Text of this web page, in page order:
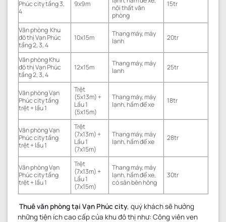
Phúc city tầng 3,
4
9x9m
nội thất văn
phòng
15tr
Văn phòng Khu
đô thị Vạn Phúc
tầng 2, 3, 4
10x15m
Thang máy, máy
lanh
20tr
Văn phòng Khu
đô thị Vạn Phúc
tầng 2, 3, 4
12x15m
Thang máy, máy
lanh
25tr
Văn phòng Vạn
Phúc city tầng
trệt + lầu 1
Trệt
(5x13m) +
Lầu 1
(5x15m)
Thang máy, máy
lạnh, hầm để xe
18tr
Văn phòng Vạn
Phúc city tầng
trệt + lầu 1
Trệt
(7x13m) +
Lầu 1
(7x15m)
Thang máy, máy
lạnh, hầm để xe
28tr
Văn phòng Vạn
Phúc city tầng
trệt + lầu 1
Trệt
(7x13m) +
Lầu 1
(7x15m)
Thang máy, máy
lạnh, hầm để xe,
có sân bên hông
30tr
Thuê văn phòng tại Vạn Phúc city, quý khách sẽ hưởng
những tiện ích cao cấp của khu đô thị như: Công viên ven